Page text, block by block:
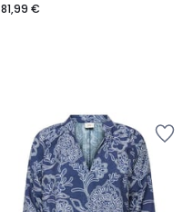
81,99 €